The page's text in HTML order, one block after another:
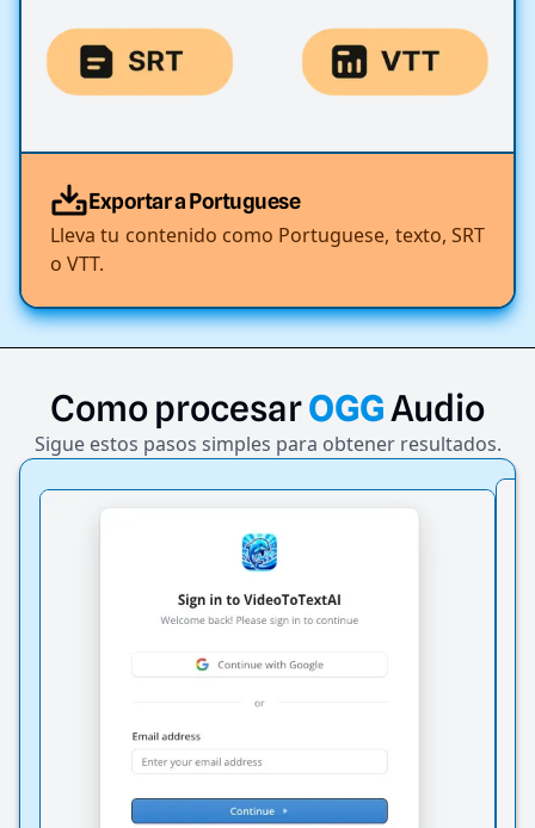
Exportar a Portuguese
Lleva tu contenido como Portuguese, texto, SRT
o VTT.
ComoprocesarOGGAudio
Sigue estos pasos simples para obtener resultados.